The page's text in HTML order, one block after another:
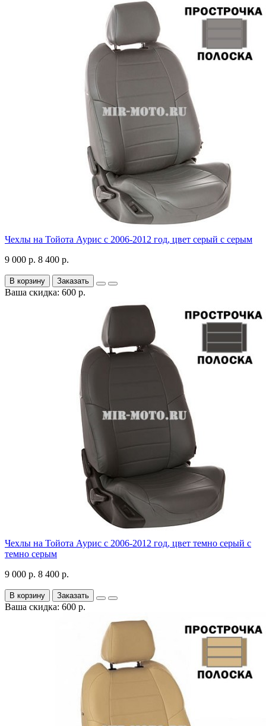
Чехлы на Тойота Аурис с 2006-2012 год, цвет серый с серым
9 000 р. 8 400 р.
В корзину Заказать
Ваша скидка: 600 р.
Чехлы на Тойота Аурис с 2006-2012 год, цвет темно серый с
темно серым
9 000 р. 8 400 р.
В корзину Заказать
Ваша скидка: 600 р.